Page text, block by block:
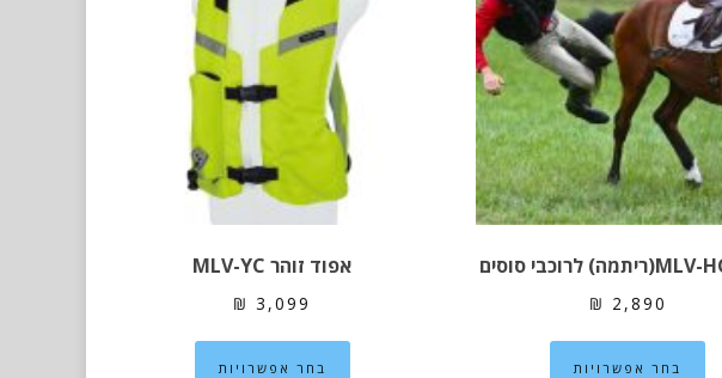
₪ 2,890
בחר אפשרויות
למוצר
אפוד זוהר MLV-YC
₪ 3,099
בחר אפשרויות
למוצר